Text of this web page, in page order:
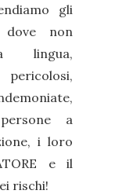
gli
non
lingua,
a
i loro
e il
rischi!